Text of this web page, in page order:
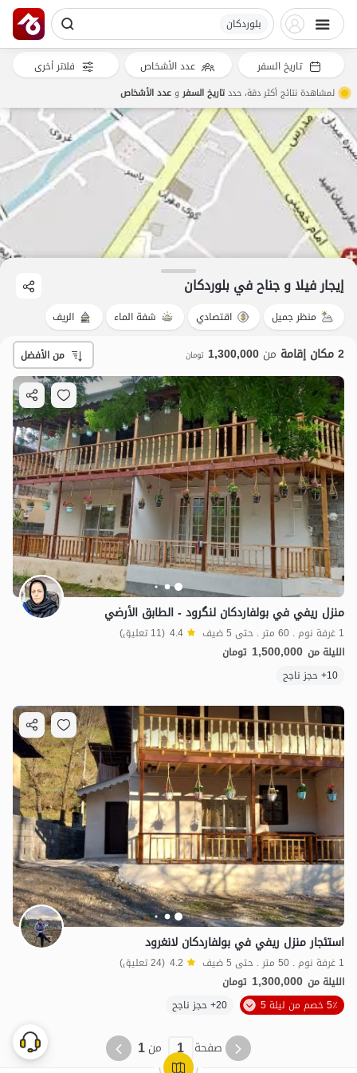
بلوردکان
1.5مليون ت 4.4
إيجار فيلا و جناح في بلوردکان
منظر جميل اقتصادي شفة الماء الريف
2 مكان إقامة من 1,300,000 تومان من الأفضل
منزل ريفي في بولفاردكان لنگرود - الطابق الأرضي
1 غرفة نوم . 60 متر . حتى 5 ضيف 4.4 (11 تعليق)
الليلة من 1,500,000 تومان
10+ حجز ناجح
استئجار منزل ريفي في بولفاردكان لانغرود
1 غرفة نوم . 50 متر . حتى 5 ضيف 4.2 (24 تعليق)
الليلة من 1,300,000 تومان
5٪ خصم من ليلة 5
20+ حجز ناجح
صفحة 1 من1
تاريخ السفر عدد الأشخاص فلاتر أخرى
لمشاهدة نتائج أكثر دقة، حددتاريخ السفروعدد الأشخاص